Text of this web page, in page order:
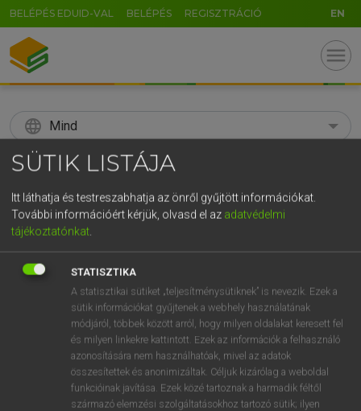
BELÉPÉS EDUID-VAL BELÉPÉS REGISZTRÁCIÓ EN
menu
language Mind
search
KERESÉS
Díjmentes angol szótár
fn pillar of salt
⚲ sóbálványkeresése szótárainkban
SÜTIK LISTÁJA
Itt láthatja és testreszabhatja az önről gyűjtött információkat.
További információért kérjük, olvasd el az adatvédelmi
tájékoztatónkat
STATISZTIKA
A statisztikai sütiket „teljesítménysütiknek” is nevezik. Ezek a
sütik információkat gyűjtenek a webhely használatának
módjáról, többek között arról, hogy milyen oldalakat keresett fel
és milyen linkekre kattintott. Ezek az információk a felhasználó
azonosítására nem használhatóak, mivel az adatok
összesítettek és anonimizáltak. Céljuk kizárólag a weboldal
funkcióinak javítása. Ezek közé tartoznak a harmadik féltől
származó elemzési szolgáltatásokhoz tartozó sütik; ilyen
GR
5 6 7 8 9 ö ü ó
r t z u i o p ő ú
k l ű
n m , . AltGr